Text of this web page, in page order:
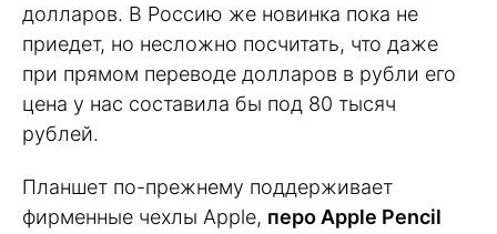
долларов. В Россию же новинка пока не
приедет, но несложно посчитать, что даже
при прямом переводе долларов в рубли его
цена у нас составила бы под 80 тысяч
рублей.
Планшет по-прежнему поддерживает
фирменные чехлы Apple, перо Apple Pencil